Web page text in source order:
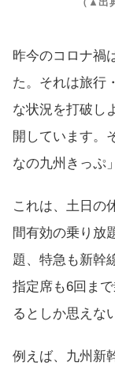
昨今のコロナ禍
た。それは旅行
な状況を打破し
開しています。
なの九州きっぷ
これは、土日の
間有効の乗り放
題、特急も新幹
指定席も6回ま
るとしか思えな
例えば、九州新